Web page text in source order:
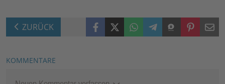
ZURÜCK FacebookX (Twitter)WhatsAppTelegramThreemaPinterestMail
KOMMENTARE